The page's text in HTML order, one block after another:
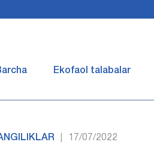
Ekofaol talabalar
17/07/2022